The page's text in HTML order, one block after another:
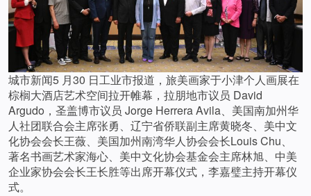
城市新闻5 月30 日工业市报道，旅美画家于小津个人画展在
棕榈大酒店艺术空间拉开帷幕，拉朋地市议员 David
Argudo，圣盖博市议员 Jorge Herrera Avila、美国南加州华
人社团联合会主席张勇、辽宁省侨联副主席黄晓冬、美中文
化协会会长王薇、美国加州南湾华人协会会长Louis Chu、
著名书画艺术家海心、美中文化协会基金会主席林旭、中美
企业家协会会长王长胜等出席开幕仪式，李嘉璧主持开幕仪
式。